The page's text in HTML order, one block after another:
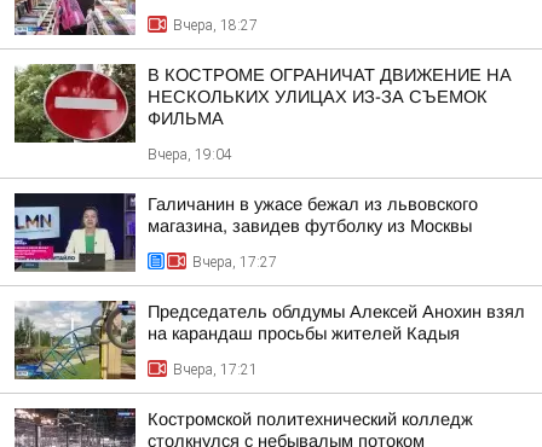
Вчера, 18:27
В КОСТРОМЕ ОГРАНИЧАТ ДВИЖЕНИЕ НА
НЕСКОЛЬКИХ УЛИЦАХ ИЗ-ЗА СЪЕМОК
ФИЛЬМА
Вчера, 19:04
Галичанин в ужасе бежал из львовского
магазина, завидев футболку из Москвы
Вчера, 17:27
Председатель облдумы Алексей Анохин взял
на карандаш просьбы жителей Кадыя
Вчера, 17:21
Костромской политехнический колледж
столкнулся с небывалым потоком